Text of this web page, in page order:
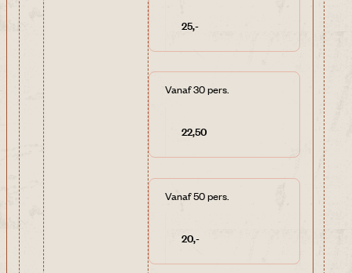
25,-
Vanaf 30 pers.
22,50
Vanaf 50 pers.
20,-